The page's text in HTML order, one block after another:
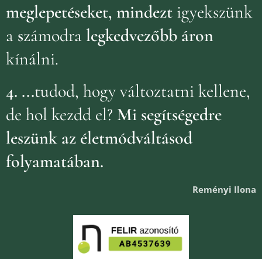
meglepetéseket, mindezt igyekszünk
a számodralegkedvezőbb áron
kínálni.
4. ...tudod, hogy változtatni kellene,
de hol kezdd el? Mi segítségedre
leszünk az életmódváltásod
folyamatában.
Reményi Ilona